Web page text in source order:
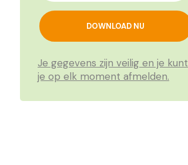
Je gegevens zijn veilig en je kunt
je op elk moment afmelden.